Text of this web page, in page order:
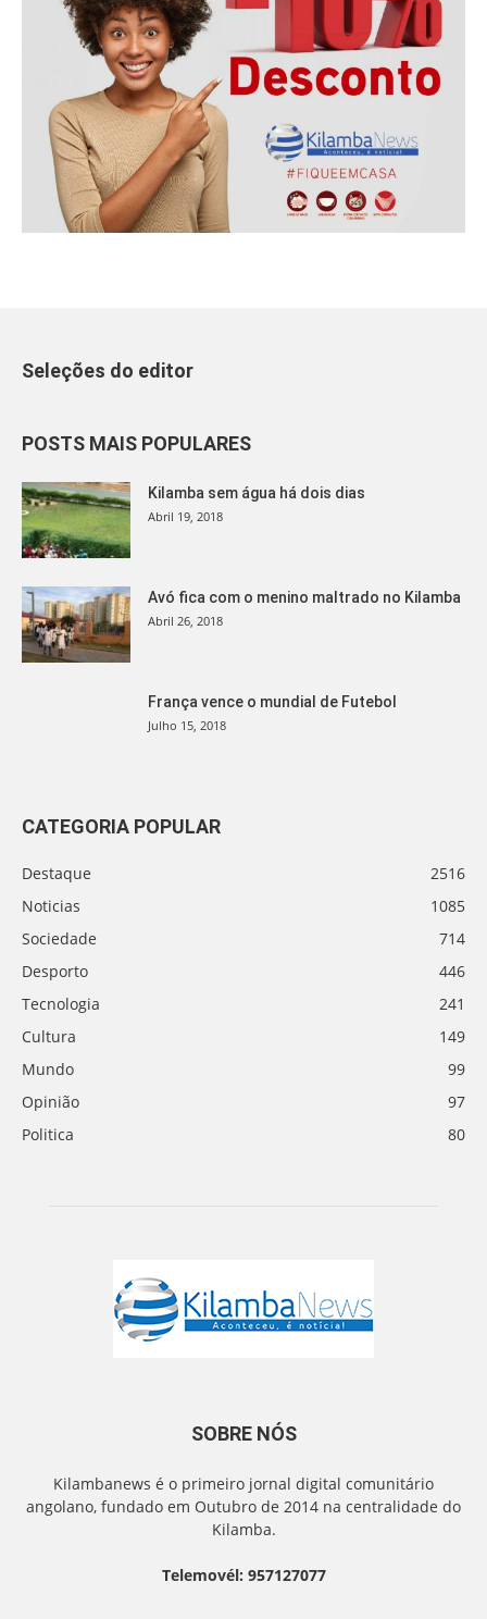
Seleções do editor
POSTS MAIS POPULARES
Kilamba sem água há dois dias
Abril 19, 2018
Avó fica com o menino maltrado no Kilamba
Abril 26, 2018
França vence o mundial de Futebol
Julho 15, 2018
CATEGORIA POPULAR
Destaque
2516
Noticias
1085
Sociedade
714
Desporto
446
Tecnologia
241
Cultura
149
Mundo
99
Opinião
97
Politica
80
SOBRE NÓS
Kilambanews é o primeiro jornal digital comunitário
angolano, fundado em Outubro de 2014 na centralidade do
Kilamba.
Telemovél: 957127077